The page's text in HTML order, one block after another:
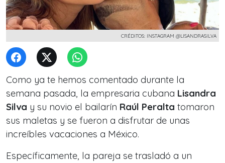
CRÉDITOS: INSTAGRAM @LISANDRASILVA
Como ya te hemos comentado durante la
semana pasada, la empresaria cubana Lisandra
Silva y su novio el bailarín Raúl Peralta tomaron
sus maletas y se fueron a disfrutar de unas
increíbles vacaciones a México.
Específicamente, la pareja se trasladó a un